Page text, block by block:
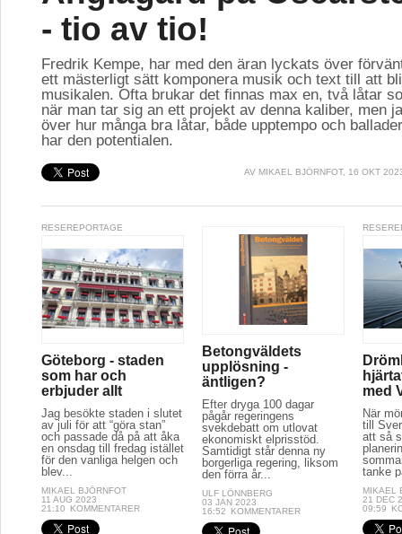
- tio av tio!
Fredrik Kempe, har med den äran lyckats över
ett mästerligt sätt komponera musik och text till att
musikalen. Ofta brukar det finnas max en, två låtar
när man tar sig an ett projekt av denna kaliber, men
över hur många bra låtar, både upptempo och
har den potentialen.
AV MIKAEL BJÖRNFOT, 16 OKT
RESEREPORTAGE
Göteborg - staden
som har och
erbjuder allt
Jag besökte staden i slutet
av juli för att “göra stan”
och passade då på att åka
en onsdag till fredag istället
för den vanliga helgen och
blev...
MIKAEL BJÖRNFOT
11 AUG 2023
21:10
KOMMENTARER
Betongväldets
upplösning -
äntligen?
Efter dryga 100 dagar
pågår regeringens
svekdebatt om utlovat
ekonomiskt elprisstöd.
Samtidigt står denna ny
borgerliga regering, liksom
den förra år...
ULF LÖNNBERG
03 JAN 2023
16:52
KOMMENTARER
med
När
till
att så
tanke
MIKAEL
21 DEC
09:59